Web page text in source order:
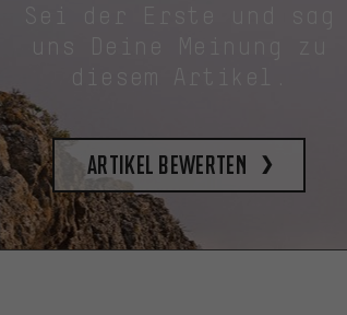
diesem Artikel.
Artikel bewerten